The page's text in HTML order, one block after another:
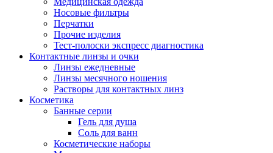
Носовые фильтры
Перчатки
Прочие изделия
Тест-полоски экспресс диагностика
Контактные линзы и очки
Линзы ежедневные
Линзы месячного ношения
Растворы для контактных линз
Косметика
Банные серии
Гель для душа
Соль для ванн
Косметические наборы